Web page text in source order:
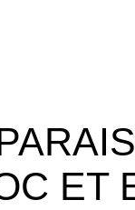
ET